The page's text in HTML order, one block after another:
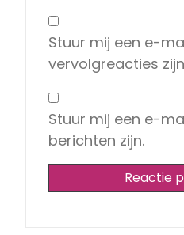
Stuur mij een e-
vervolgreacties
Stuur mij een e-
berichten zijn.